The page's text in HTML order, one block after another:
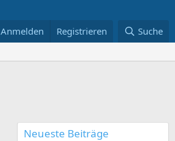
Anmelden Registrieren Suche
Neueste Beiträge